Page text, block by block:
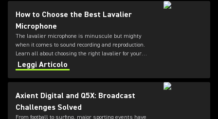
How to Choose the Best Lavalier
Microphone
The lavalier microphone is minuscule but mighty
when it comes to sound recording and reproduction.
Learn all about choosing the right lavalier for your
needs in this guide from Shure.
Leggi Articolo
Axient Digital and Q5X: Broadcast
Challenges Solved
From football to surfing, major sporting events have